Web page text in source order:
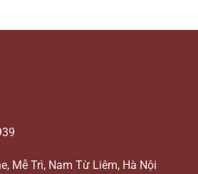
Mễ Trì, Nam Từ Liêm, Hà Nội